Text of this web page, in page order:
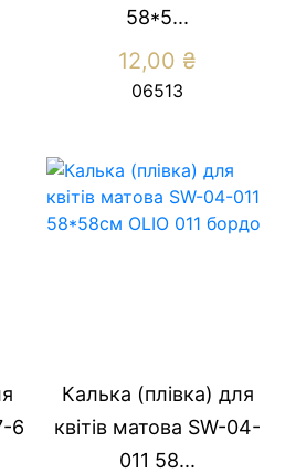
58*5...
12,00 ₴
06513
6
Калька (плівка) для
квітів матова SW-04-
011 58...